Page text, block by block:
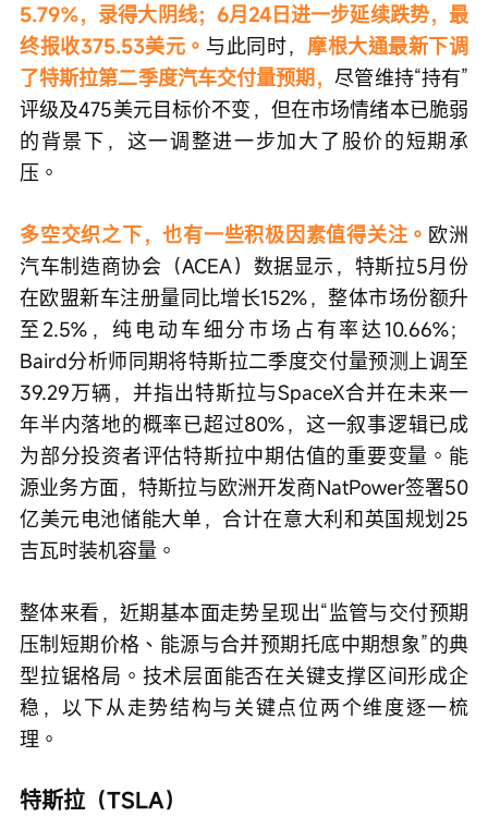
5.79%，录得大阴线；6月24日进一步延续跌势，最
终报收375.53美元。 与此同时， 摩根大通最新下调
了特斯拉第二季度汽车交付量预期，尽管维持“持有”
评级及475美元目标价不变，但在市场情绪本已脆弱
的背景下，这一调整进一步加大了股价的短期承
压。
多空交织之下，也有一些积极因素值得关注。 欧洲
汽车制造商协会（ACEA）数据显示，特斯拉5月份
在欧盟新车注册量同比增长152%，整体市场份额升
至2.5%，纯电动车细分市场占有率达10.66%；
Baird分析师同期将特斯拉二季度交付量预测上调至
39.29万辆，并指出特斯拉与SpaceX合并在未来一
年半内落地的概率已超过80%，这一叙事逻辑已成
为部分投资者评估特斯拉中期估值的重要变量。能
源业务方面，特斯拉与欧洲开发商NatPower签署50
亿美元电池储能大单，合计在意大利和英国规划25
吉瓦时装机容量。
整体来看，近期基本面走势呈现出“监管与交付预期
压制短期价格、能源与合并预期托底中期想象”的典
型拉锯格局。技术层面能否在关键支撑区间形成企
稳，以下从走势结构与关键点位两个维度逐一梳
理。
特斯拉（TSLA）